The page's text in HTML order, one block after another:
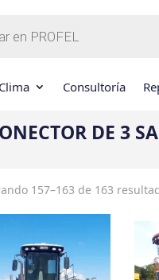
Clima Consultoría
DE 3
157–163 de 163